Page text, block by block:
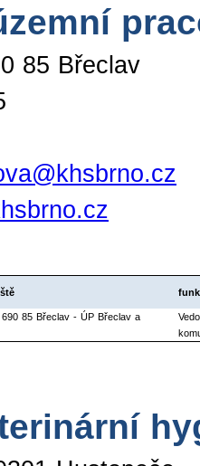
85 Břeclav
85 Břeclav - ÚP Břeclav a